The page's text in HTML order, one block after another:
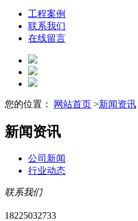
工程案例
联系我们
在线留言
您的位置： 网站首页 >新闻资讯
新闻资讯
公司新闻
行业动态
联系我们
18225032733